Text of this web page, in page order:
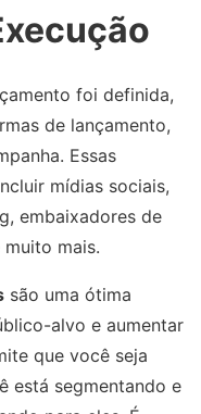
foi definida,
de lançamento,
Essas
mídias sociais,
embaixadores de
mais.
são uma ótima
alvo e aumentar
que você seja
está segmentando e